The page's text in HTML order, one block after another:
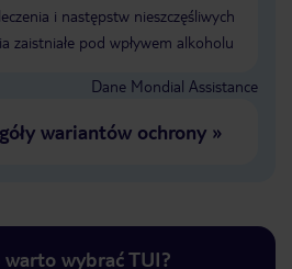
i następstw nieszczęśliwych
zaistniałe pod wpływem alkoholu
Dane Mondial Assistance
wariantów ochrony»
warto wybrać TUI?